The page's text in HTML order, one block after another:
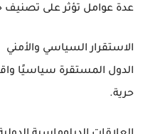
عدة عوامل تؤثر على تصنيف
الاستقرار السياسي والأمني
الدول المستقرة سياسيًا
حرية.